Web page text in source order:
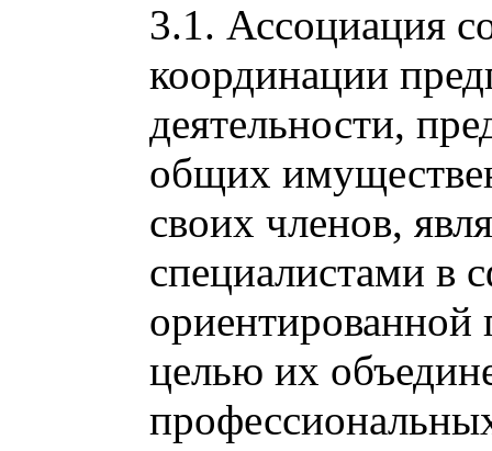
3.1. Ассоциация
координации
деятельности,
общих
своих членов,
специалистами в
ориентированной
целью их